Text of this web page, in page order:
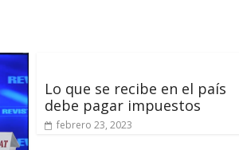
Lo que se recibe en el país
debe pagar impuestos
febrero 23, 2023